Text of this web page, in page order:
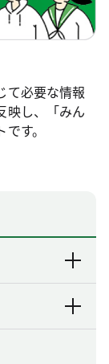
て必要な情報
映し、「みん
す。